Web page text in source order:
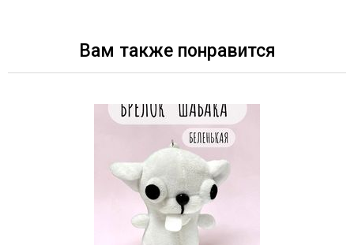
Вам также понравится